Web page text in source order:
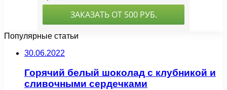
Популярные статьи
30.06.2022
Горячий белый шоколад с клубникой и
сливочными сердечками